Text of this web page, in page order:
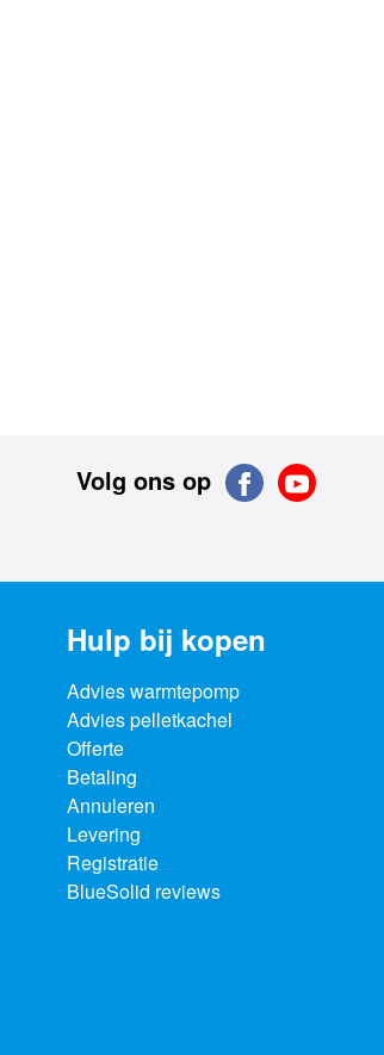
Volg ons op
Hulp bij kopen
Advies warmtepomp
Advies pelletkachel
Offerte
Betaling
Annuleren
Levering
Registratie
BlueSolid reviews